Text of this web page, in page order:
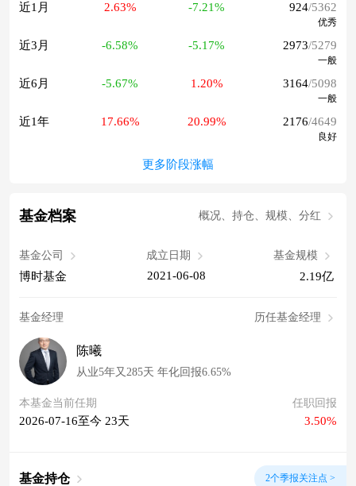
近1月 2.63% -7.21% 924/5362
优秀
近3月 -6.58% -5.17% 2973/5279
一般
近6月 -5.67% 1.20% 3164/5098
一般
近1年 17.66% 20.99% 2176/4649
良好
更多阶段涨幅
基金档案 概况、持仓、规模、分红
基金公司
博时基金
成立日期
2021-06-08
基金规模
2.19亿
基金经理 历任基金经理
陈曦
从业5年又285天 年化回报6.65%
本基金当前任期
2026-07-16至今 23天
任职回报
3.50%
基金持仓 2个季报关注点 >